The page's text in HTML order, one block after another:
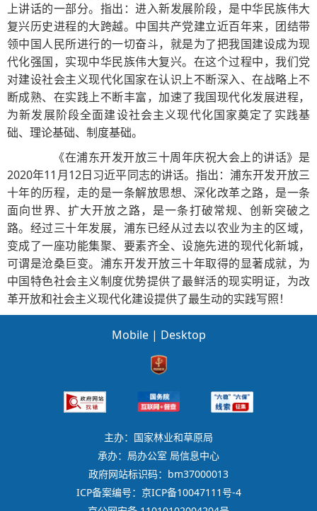
上讲话的一部分。指出：进入新发展阶段，是中华民族伟大
复兴历史进程的大跨越。中国共产党建立近百年来，团结带
领中国人民所进行的一切奋斗，就是为了把我国建设成为现
代化强国，实现中华民族伟大复兴。在这个过程中，我们党
对建设社会主义现代化国家在认识上不断深入、在战略上不
断成熟、在实践上不断丰富，加速了我国现代化发展进程，
为新发展阶段全面建设社会主义现代化国家奠定了实践基
础、理论基础、制度基础。
《在浦东开发开放三十周年庆祝大会上的讲话》是
2020年11月12日习近平同志的讲话。指出：浦东开发开放三
十年的历程，走的是一条解放思想、深化改革之路，是一条
面向世界、扩大开放之路，是一条打破常规、创新突破之
路。经过三十年发展，浦东已经从过去以农业为主的区域，
变成了一座功能集聚、要素齐全、设施先进的现代化新城，
可谓是沧桑巨变。浦东开发开放三十年取得的显著成就，为
中国特色社会主义制度优势提供了最鲜活的现实明证，为改
革开放和社会主义现代化建设提供了最生动的实践写照！
Mobile | Desktop
主办：国家林业和草原局
承办：局办公室 局信息中心
政府网站标识码：bm37000013
ICP备案编号：京ICP备10047111号-4